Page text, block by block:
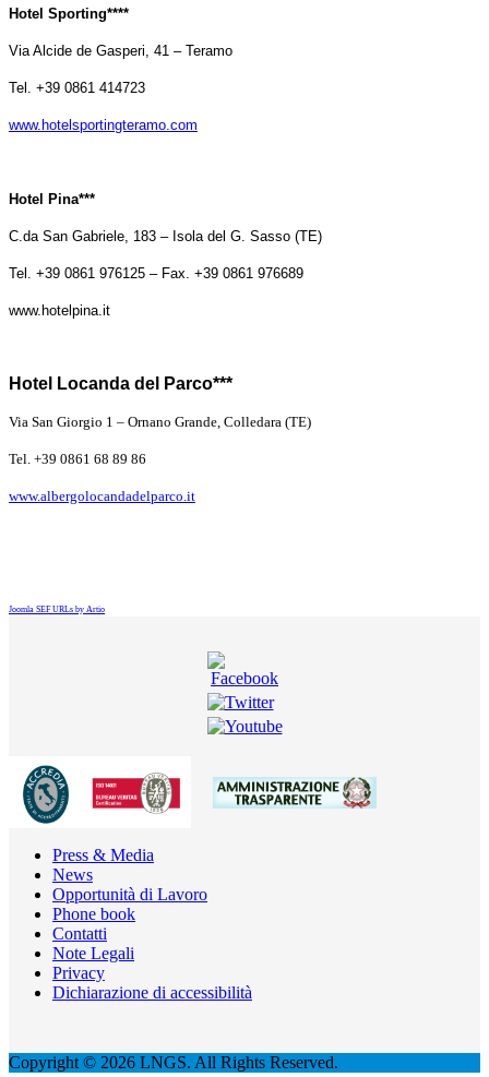
Hotel Sporting****
Via Alcide de Gasperi, 41 – Teramo
Tel. +39 0861 414723
www.hotelsportingteramo.com
Hotel Pina***
C.da San Gabriele, 183 – Isola del G. Sasso (TE)
Tel. +39 0861 976125 – Fax. +39 0861 976689
www.hotelpina.it
Hotel Locanda del Parco***
Via San Giorgio 1 – Ornano Grande, Colledara (TE)
Tel. +39 0861 68 89 86
www.albergolocandadelparco.it
Joomla SEF URLs by Artio
Press & Media
News
Opportunità di Lavoro
Phone book
Contatti
Note Legali
Privacy
Dichiarazione di accessibilità
Copyright © 2026 LNGS. All Rights Reserved.